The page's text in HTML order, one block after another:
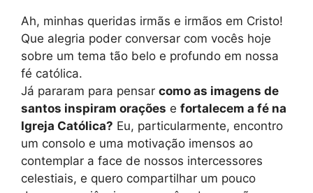
Ah, minhas queridas irmãs e irmãos em Cristo!
Que alegria poder conversar com vocês hoje
sobre um tema tão belo e profundo em nossa
fé católica.
Já pararam para pensar como as imagens de
santos inspiram orações e fortalecem a fé na
Igreja Católica? Eu, particularmente, encontro
um consolo e uma motivação imensos ao
contemplar a face de nossos intercessores
celestiais, e quero compartilhar um pouco